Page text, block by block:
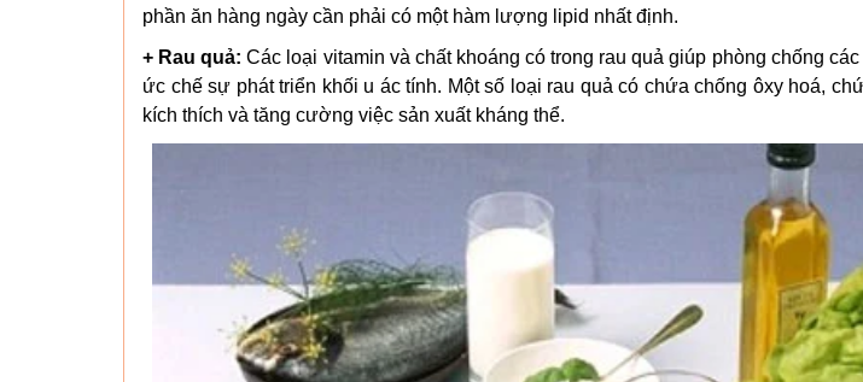
phần ăn hàng ngày cần phải có một hàm lượng lipid nhất định.
+ Rau quả:Các loại vitamin và chất khoáng có trong rau quả giúp phòng chống
ức chế sự phát triển khối u ác tính. Một số loại rau quả có chứa chống ôxy hoá,
kích thích và tăng cường việc sản xuất kháng thể.